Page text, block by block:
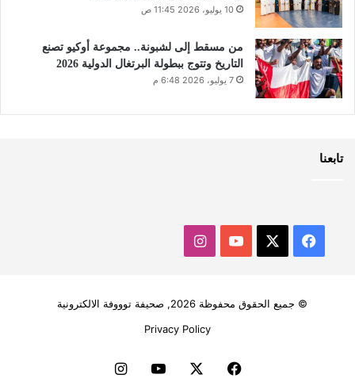
10 يوليو، 2026 11:45 ص
من مسقط إلى لشبونة.. مجموعة أوكيو تصنع
التاريخ وتتوج ببطولة البرتغال الدولية 2026
7 يوليو، 2026 6:48 م
تابعنا
فيسبوك ‫YouTubeانستقرام
© جميع الحقوق محفوظة 2026, صحيفة توووفة الالكترونية
Privacy Policy
فيسبوك ‫YouTubeانستقرام